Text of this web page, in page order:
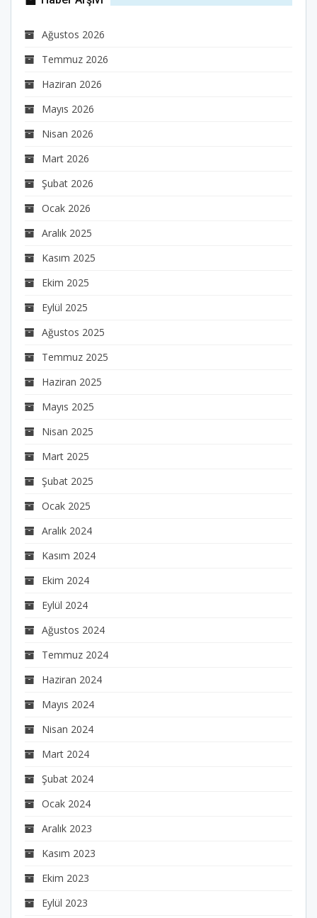
Ağustos 2026
Temmuz 2026
Haziran 2026
Mayıs 2026
Nisan 2026
Mart 2026
Şubat 2026
Ocak 2026
Aralık 2025
Kasım 2025
Ekim 2025
Eylül 2025
Ağustos 2025
Temmuz 2025
Haziran 2025
Mayıs 2025
Nisan 2025
Mart 2025
Şubat 2025
Ocak 2025
Aralık 2024
Kasım 2024
Ekim 2024
Eylül 2024
Ağustos 2024
Temmuz 2024
Haziran 2024
Mayıs 2024
Nisan 2024
Mart 2024
Şubat 2024
Ocak 2024
Aralık 2023
Kasım 2023
Ekim 2023
Eylül 2023